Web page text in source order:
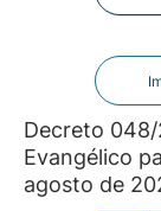
Decreto
Evangélico
agosto de